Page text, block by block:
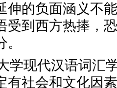
伸的负面涵义不
受到西方热捧，
分。
学现代汉语词汇
有社会和文化因